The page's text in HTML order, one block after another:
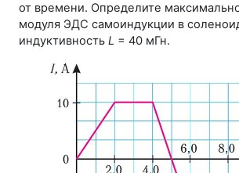
от времени. Определите
модуля ЭДС самоиндукции в
индуктивность L = 40 мГн.